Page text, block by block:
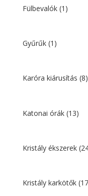
Fülbevalók (1)
Gyűrűk (1)
Karóra kiárusítás (8)
Katonai órák (13)
Kristály ékszerek
Kristály karkötők